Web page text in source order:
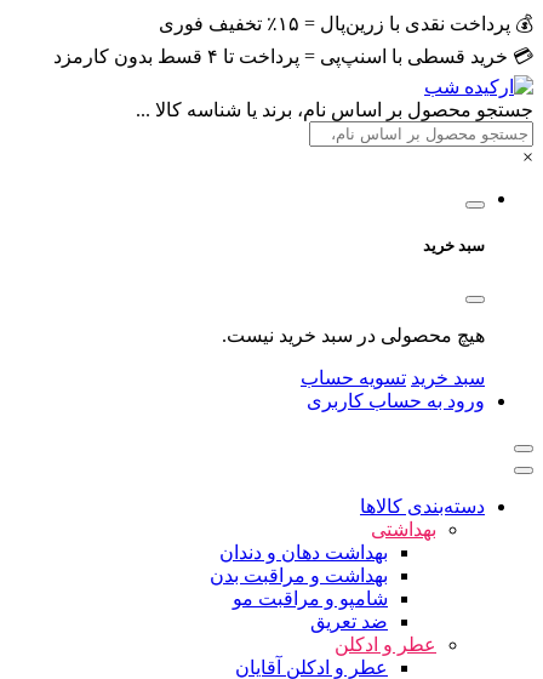
💰 پرداخت نقدی با زرین‌پال = ۱۵٪ تخفیف فوری
💳 خرید قسطی با اسنپ‌پی = پرداخت تا ۴ قسط بدون کارمزد
جستجو محصول بر اساس نام، برند یا شناسه کالا ...
×
سبد خرید
هیچ محصولی در سبد خرید نیست.
سبد خرید تسویه حساب
ورود به حساب کاربری
دسته‌بندی کالاها
بهداشتی
بهداشت دهان و دندان
بهداشت و مراقبت بدن
شامپو و مراقبت مو
ضد تعریق
عطر و ادکلن
عطر و ادکلن آقایان